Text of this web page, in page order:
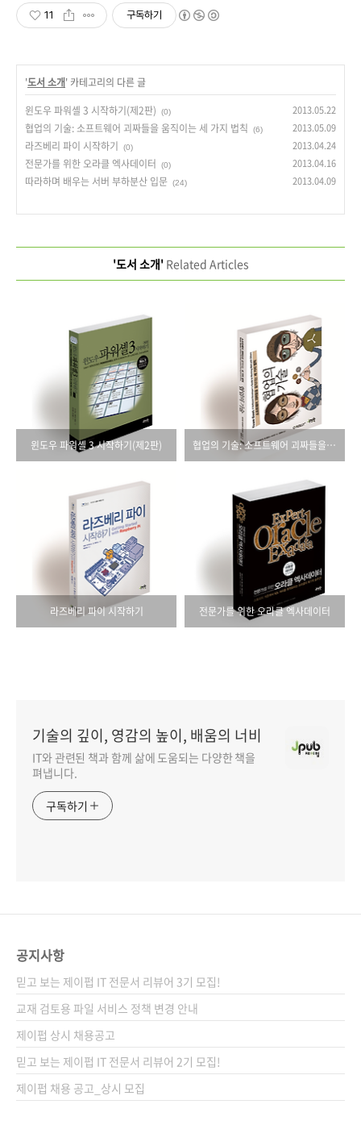
11 구독하기
'도서 소개' 카테고리의 다른 글
윈도우 파워셸 3 시작하기(제2판)
(0) 2013.05.22
협업의 기술: 소프트웨어 괴짜들을 움직이는 세 가지 법칙 (6) 2013.05.09
라즈베리 파이 시작하기 (0) 2013.04.24
전문가를 위한 오라클 엑사데이터 (0) 2013.04.16
따라하며 배우는 서버 부하분산 입문 (24) 2013.04.09
'도서 소개'Related Articles
윈도우 파워셸 3 시작하기(제2판) 협업의 기술: 소프트웨어 괴짜들을 움직이는 세 가지 법칙
라즈베리 파이 시작하기 전문가를 위한 오라클 엑사데이터
기술의 깊이, 영감의 높이, 배움의 너비
IT와 관련된 책과 함께 삶에 도움되는 다양한 책을
펴냅니다.
구독하기
공지사항
믿고 보는 제이펍 IT 전문서 리뷰어 3기 모집!
교재 검토용 파일 서비스 정책 변경 안내
제이펍 상시 채용공고
믿고 보는 제이펍 IT 전문서 리뷰어 2기 모집!
제이펍 채용 공고_상시 모집